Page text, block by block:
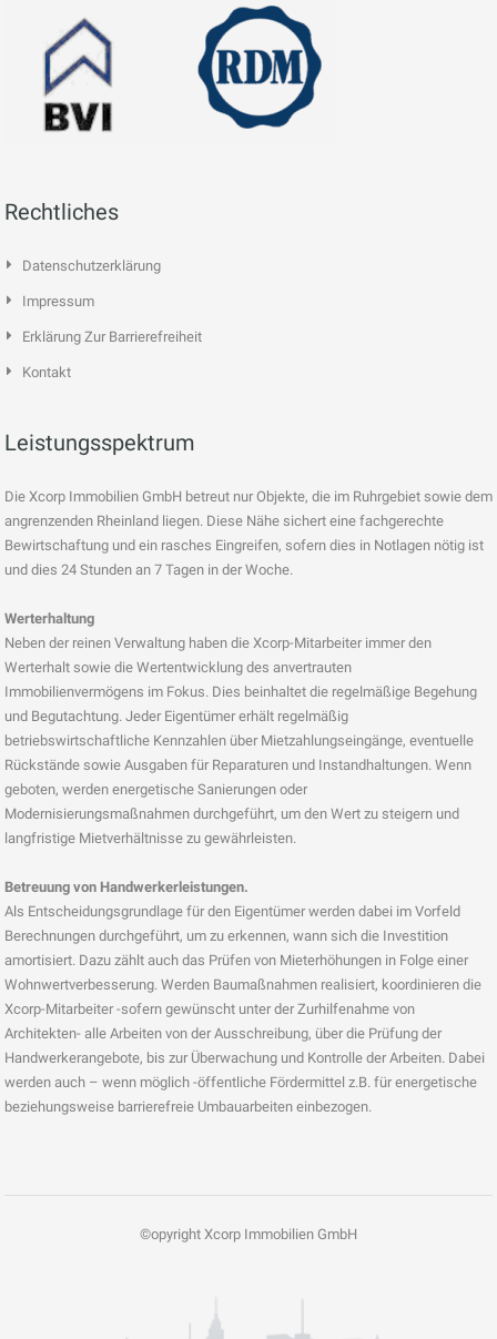
Rechtliches
Datenschutzerklärung
Impressum
Erklärung Zur Barrierefreiheit
Kontakt
Leistungsspektrum
Die Xcorp Immobilien GmbH betreut nur Objekte, die im Ruhrgebiet sowie dem
angrenzenden Rheinland liegen. Diese Nähe sichert eine fachgerechte
Bewirtschaftung und ein rasches Eingreifen, sofern dies in Notlagen nötig ist
und dies 24 Stunden an 7 Tagen in der Woche.
Werterhaltung
Neben der reinen Verwaltung haben die Xcorp-Mitarbeiter immer den
Werterhalt sowie die Wertentwicklung des anvertrauten
Immobilienvermögens im Fokus. Dies beinhaltet die regelmäßige Begehung
und Begutachtung. Jeder Eigentümer erhält regelmäßig
betriebswirtschaftliche Kennzahlen über Mietzahlungseingänge, eventuelle
Rückstände sowie Ausgaben für Reparaturen und Instandhaltungen. Wenn
geboten, werden energetische Sanierungen oder
Modernisierungsmaßnahmen durchgeführt, um den Wert zu steigern und
langfristige Mietverhältnisse zu gewährleisten.
Betreuung von Handwerkerleistungen.
Als Entscheidungsgrundlage für den Eigentümer werden dabei im Vorfeld
Berechnungen durchgeführt, um zu erkennen, wann sich die Investition
amortisiert. Dazu zählt auch das Prüfen von Mieterhöhungen in Folge einer
Wohnwertverbesserung. Werden Baumaßnahmen realisiert, koordinieren die
Xcorp-Mitarbeiter -sofern gewünscht unter der Zurhilfenahme von
Architekten- alle Arbeiten von der Ausschreibung, über die Prüfung der
Handwerkerangebote, bis zur Überwachung und Kontrolle der Arbeiten. Dabei
werden auch – wenn möglich -öffentliche Fördermittel z.B. für energetische
beziehungsweise barrierefreie Umbauarbeiten einbezogen.
©opyright Xcorp Immobilien GmbH